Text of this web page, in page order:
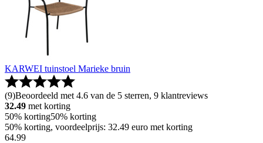
KARWEI tuinstoel Marieke bruin
(9)Beoordeeld met 4.6 van de 5 sterren, 9 klantreviews
32.49 met korting
50% korting50% korting
50% korting, voordeelprijs: 32.49 euro met korting
64.99